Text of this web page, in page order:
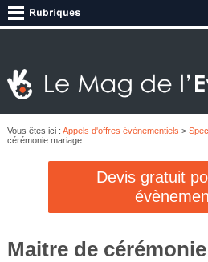
Vous êtes ici : Appels d'offres évènementiels >
cérémonie mariage
Devis gratuit
Maitre de